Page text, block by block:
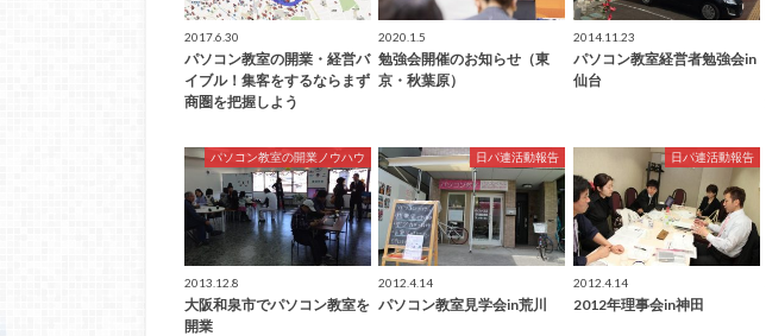
2017.6.30
パソコン教室の開業・経営バ
イブル！集客をするならまず
商圏を把握しよう
2020.1.5
勉強会開催のお知らせ（東
京・秋葉原）
2014.11.23
パソコン教室経営者勉強会in
仙台
パソコン教室の開業ノウハウ
2013.12.8
大阪和泉市でパソコン教室を
開業
日パ連活動報告
2012.4.14
パソコン教室見学会in荒川
日パ連活動報告
2012.4.14
2012年理事会in神田